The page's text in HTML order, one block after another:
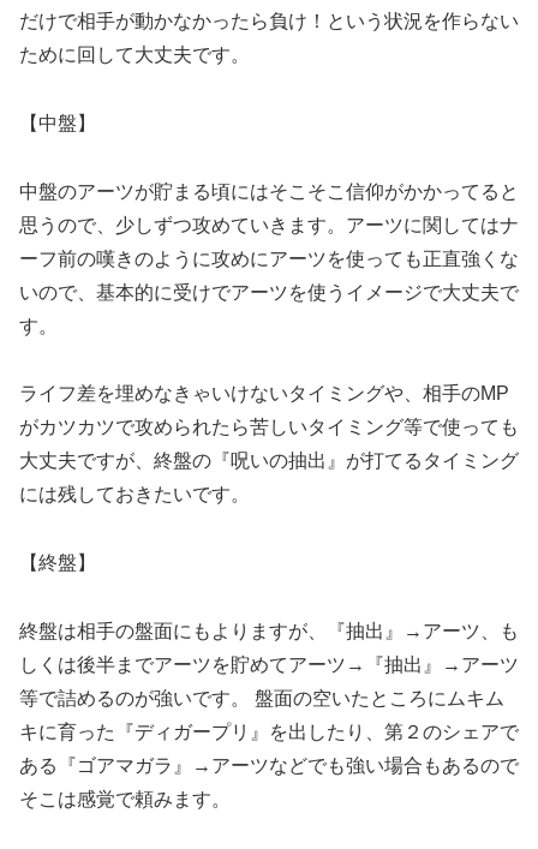
だけで相手が動かなかったら負け！という状況を作らない
ために回して大丈夫です。
【 中盤】
中盤のアーツが貯まる頃にはそこそこ信仰がかかってると
思うので、少しずつ攻めていきます。アーツに関してはナ
ーフ前の嘆きのように攻めにアーツを使っても正直強くな
いので、基本的に受けでアーツを使うイメージで大丈夫で
す。
ライフ差を埋めなきゃいけないタイミングや、相手のMP
がカツカツで攻められたら苦しいタイミング等で使っても
大丈夫ですが、終盤の『呪いの抽出』が打てるタイミング
には残しておきたいです。
【終盤】
終盤は相手の盤面にもよりますが、『抽出』→アーツ、も
しくは後半までアーツを貯めてアーツ→『抽出』→アーツ
等で詰めるのが強いです。 盤面の空いたところにムキム
キに育った『ディガープリ』を出したり、第２のシェアで
ある『ゴアマガラ』→アーツなどでも強い場合もあるので
そこは感覚で頼みます。